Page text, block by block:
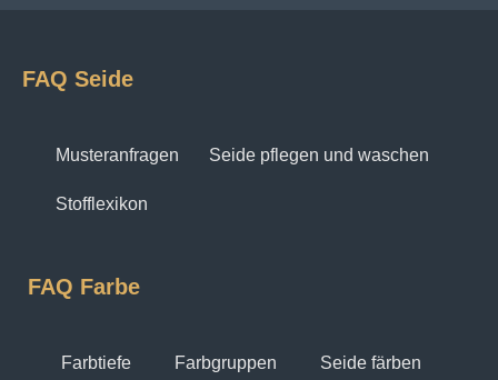
FAQ Seide
Musteranfragen Seide pflegen und waschen
Stofflexikon
FAQ Farbe
Farbtiefe Farbgruppen Seide färben